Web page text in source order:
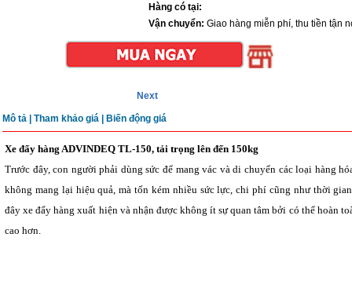
Hàng có tại:
Vận chuyển: Giao hàng miễn phí, thu tiền tận
Next
Mô tả Tham khảo giá | Biến động giá
Xe đẩy hàng ADVINDEQ TL-150, tải trọng lên đến 150kg
Trước đây, con người phải dùng sức để mang vác và di chuyển các loại hàng
không mang lại hiệu quả, mà tốn kém nhiều sức lực, chi phí cũng như thời
đây xe đẩy hàng xuất hiện và nhận được không ít sự quan tâm bởi có thể hoàn
cao hơn.